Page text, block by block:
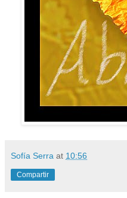
Sofía Serra at 10:56
Compartir